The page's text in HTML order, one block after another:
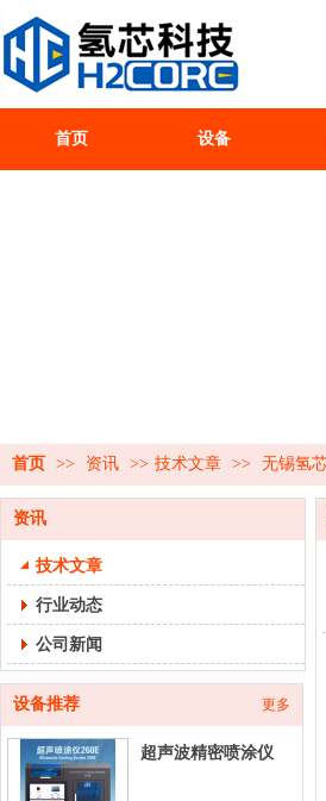
首页 设备
首页 >> 资讯 >> 技术文章 >> 无锡氢
资讯
技术文章
行业动态
公司新闻
设备推荐 更多
超声波精密喷涂仪